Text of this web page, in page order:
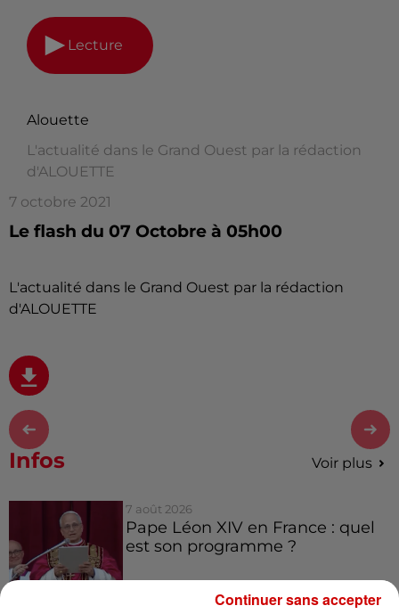
Lecture
Alouette
L'actualité dans le Grand Ouest par la rédaction
d'ALOUETTE
7 octobre 2021
Le flash du 07 Octobre à 05h00
L'actualité dans le Grand Ouest par la rédaction
d'ALOUETTE
Infos Voir plus
7 août 2026
Pape Léon XIV en France : quel
est son programme ?
Continuer sans accepter